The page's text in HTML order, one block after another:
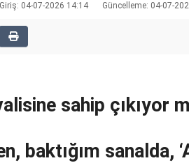
Giriş: 04-07-2026 14:14 Güncelleme: 04-07-
sahip çıkıyor
baktığım sanalda,